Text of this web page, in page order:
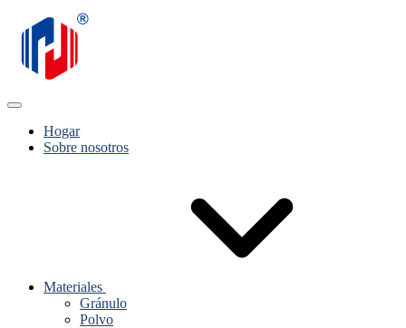
Hogar
Sobre nosotros
Materiales
Gránulo
Polvo